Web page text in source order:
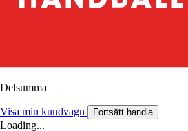
Delsumma
Visa min kundvagn Fortsätt handla
Loading...